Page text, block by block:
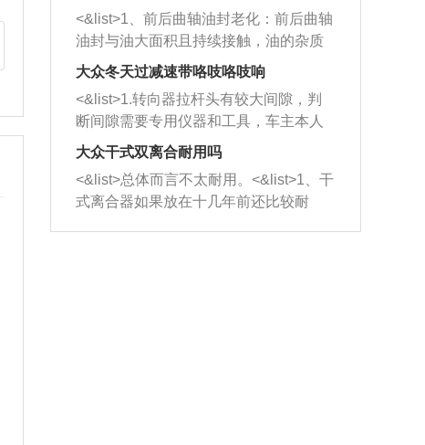
西取出来。但如果是因为积碳过多引起
的堵塞，就需要将三元催化器泡在草酸
洗剂对堵塞的情况得到解决，将清洗剂
放在燃油箱中，与燃油混合后，车辆启
动时，就可以和汽油一起进入到燃烧
室，最后形成废气排出，就可以让三元
催化器得到清洗，排气管堵塞的情况就
能够得到解决。
一圈半的练习，往右同样也要打相同的
圈数。 <&list>3、最后强调要反复练
习，这样就可以形成肌肉记忆，在真实
驾驶车辆时，不需要记忆也能打好方
向。
<&list>1、前后曲轴油封老化：前后曲轴
油封与油大面积且持续接触，油的杂质
和发动机内持续温度变化使其密封效果
逐渐减弱，导致渗油或漏油。<&list>2、
活塞间隙过大：积碳会使活塞环与缸体
的间隙扩大，导致机油流入燃烧室中，
造成烧机油。<&list>3、机油粘度。使用
机油粘度过小的话，同样会有烧机油现
象，机油粘度过小具有很好的流动性，
大众冬天过减速带咯吱咯吱响
<&list>1.转向器拉杆头有较大间隙，判
断间隙需要专用仪器和工具，车主本人
无法制作，需要将车辆送到修理厂或4s
店；<&list>2.车辆半轴套管防尘罩破
裂，破裂后会出现漏油现象，使半轴磨
损严重，磨损的半轴容易损坏，产生异
响；<&list>3.稳定器的转向胶套和球头
大众干式双离合耐用吗
<&list>总体而言不太耐用。<&list>1、干
式离合器如果放在十几年前还比较耐